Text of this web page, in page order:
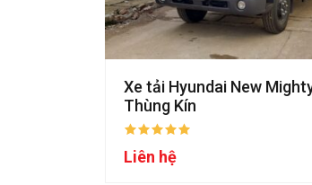
Xe tải Hyundai New
Thùng Kín
Liên hệ